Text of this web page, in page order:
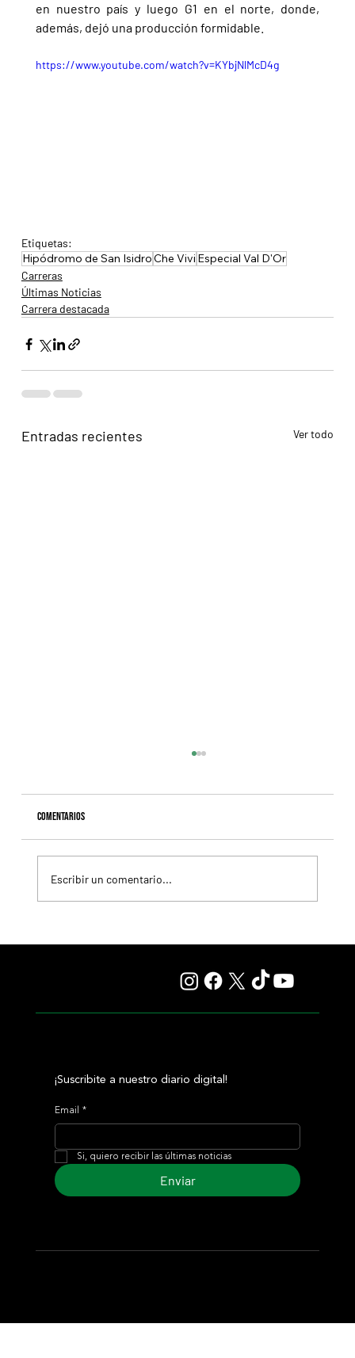
en nuestro país y luego G1 en el norte, donde,
además, dejó una producción formidable.
https://www.youtube.com/watch?v=KYbjNlMcD4g
Etiquetas:
Hipódromo de San IsidroChe Vivi Especial Val D'Or
Carreras
Últimas Noticias
Carrera destacada
Entradas recientes Ver todo
Comentarios
Escribir un comentario...
¡Suscribite a nuestro diario digital!
Email *
Si, quiero recibir las últimas noticias
Enviar